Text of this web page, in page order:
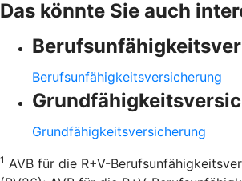
Das könnte Sie auch
Berufsunfähigkeitsversicherung
Grundfähigkeitsversicherung
1 AVB für die R+V-